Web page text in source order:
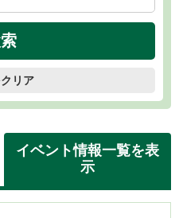
リア
イベント情報一覧を表
示